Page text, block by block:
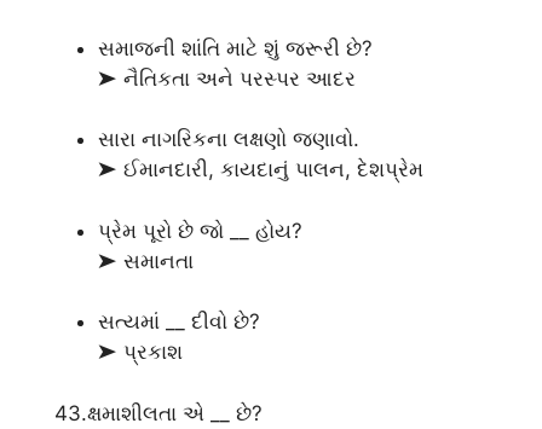
સમાજની શાંતિ માટે શું જરૂરી છે?
➤ નૈતિકતા અને પરસ્પર આદર
સારા નાગરિકના લક્ષણો જણાવો.
➤ ઈમાનદારી, કાયદાનું પાલન, દેશપ્રેમ
પ્રેમ પૂરો છે જો __ હોય?
➤ સમાનતા
સત્યમાં __ દીવો છે?
➤ પ્રકાશ
43.ક્ષમાશીલતા એ __ છે?